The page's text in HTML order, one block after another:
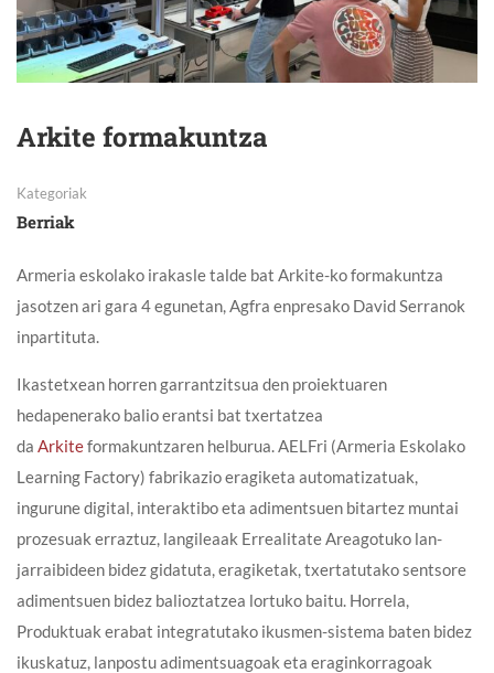
Arkite formakuntza
Kategoriak
Berriak
Armeria eskolako irakasle talde bat Arkite-ko formakuntza
jasotzen ari gara 4 egunetan, Agfra enpresako David Serranok
inpartituta.
Ikastetxean horren garrantzitsua den proiektuaren
hedapenerako balio erantsi bat txertatzea
da Arkiteformakuntzaren helburua. AELFri (Armeria Eskolako
Learning Factory) fabrikazio eragiketa automatizatuak,
ingurune digital, interaktibo eta adimentsuen bitartez muntai
prozesuak erraztuz, langileaak Errealitate Areagotuko lan-
jarraibideen bidez gidatuta, eragiketak, txertatutako sentsore
adimentsuen bidez balioztatzea lortuko baitu. Horrela,
Produktuak erabat integratutako ikusmen-sistema baten bidez
ikuskatuz, lanpostu adimentsuagoak eta eraginkorragoak